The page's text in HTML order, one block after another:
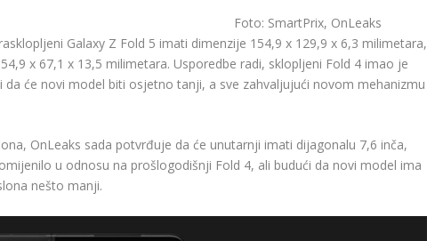
Foto: SmartPrix, OnLeaks
Galaxy Z Fold 5 imati dimenzije 154,9 x 129,9 x 6,3 milimetara,
x 67,1 x 13,5 milimetara. Usporedbe radi, sklopljeni Fold 4 imao je
da će novi model biti osjetno tanji, a sve zahvaljujući novom mehanizmu
​​OnLeaks sada potvrđuje da će unutarnji imati dijagonalu 7,6 inča,
u odnosu na prošlogodišnji Fold 4, ali budući da novi model ima
nešto manji.